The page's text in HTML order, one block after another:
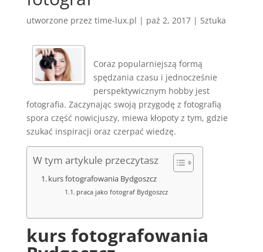
utworzone przez time-lux.pl | paź 2, 2017| Sztuka
Coraz popularniejszą formą
spędzania czasu i jednocześnie
perspektywicznym hobby jest
fotografia. Zaczynając swoją przygodę z fotografią
spora część nowicjuszy, miewa kłopoty z tym, gdzie
szukać inspiracji oraz czerpać wiedzę.
W tym artykule przeczytasz
kurs fotografowania Bydgoszcz
praca jako fotograf Bydgoszcz
kurs fotografowania